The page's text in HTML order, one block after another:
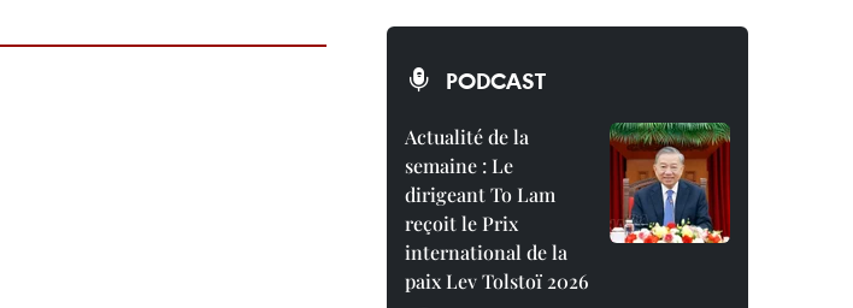
PODCAST
Actualité de la
semaine : Le
dirigeant To Lam
reçoit le Prix
international de la
paix Lev Tolstoï 2026